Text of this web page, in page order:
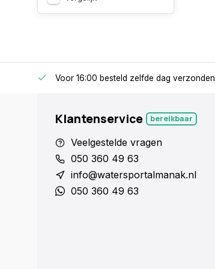
Voor 16:00 besteld zelfde dag verzonden
Klantenservice bereikbaar
Veelgestelde vragen
050 360 49 63
info@watersportalmanak.nl
050 360 49 63